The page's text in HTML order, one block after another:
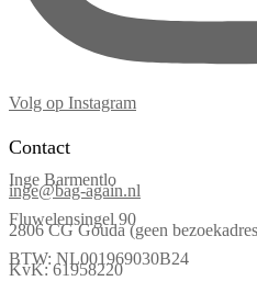
Volg op Instagram
Contact
Inge Barmentlo
inge@bag-again.nl
Fluwelensingel 90
2806 CG Gouda (geen
BTW: NL001969030B24
KvK: 61958220